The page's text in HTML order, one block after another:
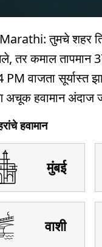
तुमचे शहर
तर कमाल
वाजता सूर्यास्त
अचूक हवामान
हवामान
मुंबई
वाशी